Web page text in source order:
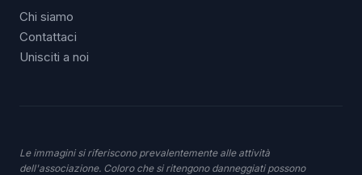
Chi siamo
Contattaci
Unisciti a noi
Le immagini si riferiscono prevalentemente alle attività
dell'associazione. Coloro che si ritengono danneggiati possono